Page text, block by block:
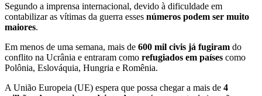
Segundo a imprensa internacional, devido à dificuldade em
contabilizar as vítimas da guerra esses números podem ser muito
maiores.
Em menos de uma semana, mais de 600 mil civis já fugiram do
conflito na Ucrânia e entraram como refugiados em países como
Polônia, Eslováquia, Hungria e Romênia.
A União Europeia (UE) espera que possa chegar a mais de 4